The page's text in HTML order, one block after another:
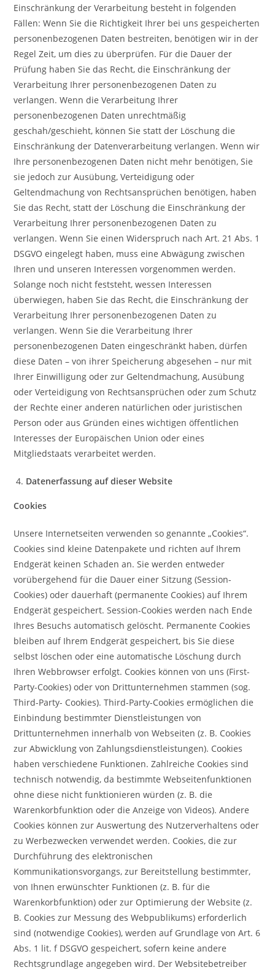
Einschränkung der Verarbeitung besteht in folgenden
Fällen: Wenn Sie die Richtigkeit Ihrer bei uns gespeicherten
personenbezogenen Daten bestreiten, benötigen wir in der
Regel Zeit, um dies zu überprüfen. Für die Dauer der
Prüfung haben Sie das Recht, die Einschränkung der
Verarbeitung Ihrer personenbezogenen Daten zu
verlangen. Wenn die Verarbeitung Ihrer
personenbezogenen Daten unrechtmäßig
geschah/geschieht, können Sie statt der Löschung die
Einschränkung der Datenverarbeitung verlangen. Wenn wir
Ihre personenbezogenen Daten nicht mehr benötigen, Sie
sie jedoch zur Ausübung, Verteidigung oder
Geltendmachung von Rechtsansprüchen benötigen, haben
Sie das Recht, statt der Löschung die Einschränkung der
Verarbeitung Ihrer personenbezogenen Daten zu
verlangen. Wenn Sie einen Widerspruch nach Art. 21 Abs. 1
DSGVO eingelegt haben, muss eine Abwägung zwischen
Ihren und unseren Interessen vorgenommen werden.
Solange noch nicht feststeht, wessen Interessen
überwiegen, haben Sie das Recht, die Einschränkung der
Verarbeitung Ihrer personenbezogenen Daten zu
verlangen. Wenn Sie die Verarbeitung Ihrer
personenbezogenen Daten eingeschränkt haben, dürfen
diese Daten – von ihrer Speicherung abgesehen – nur mit
Ihrer Einwilligung oder zur Geltendmachung, Ausübung
oder Verteidigung von Rechtsansprüchen oder zum Schutz
der Rechte einer anderen natürlichen oder juristischen
Person oder aus Gründen eines wichtigen öffentlichen
Interesses der Europäischen Union oder eines
Mitgliedstaats verarbeitet werden.
Datenerfassung auf dieser Website
Cookies
Unsere Internetseiten verwenden so genannte „Cookies“.
Cookies sind kleine Datenpakete und richten auf Ihrem
Endgerät keinen Schaden an. Sie werden entweder
vorübergehend für die Dauer einer Sitzung (Session-
Cookies) oder dauerhaft (permanente Cookies) auf Ihrem
Endgerät gespeichert. Session-Cookies werden nach Ende
Ihres Besuchs automatisch gelöscht. Permanente Cookies
bleiben auf Ihrem Endgerät gespeichert, bis Sie diese
selbst löschen oder eine automatische Löschung durch
Ihren Webbrowser erfolgt. Cookies können von uns (First-
Party-Cookies) oder von Drittunternehmen stammen (sog.
Third-Party- Cookies). Third-Party-Cookies ermöglichen die
Einbindung bestimmter Dienstleistungen von
Drittunternehmen innerhalb von Webseiten (z. B. Cookies
zur Abwicklung von Zahlungsdienstleistungen). Cookies
haben verschiedene Funktionen. Zahlreiche Cookies sind
technisch notwendig, da bestimmte Webseitenfunktionen
ohne diese nicht funktionieren würden (z. B. die
Warenkorbfunktion oder die Anzeige von Videos). Andere
Cookies können zur Auswertung des Nutzerverhaltens oder
zu Werbezwecken verwendet werden. Cookies, die zur
Durchführung des elektronischen
Kommunikationsvorgangs, zur Bereitstellung bestimmter,
von Ihnen erwünschter Funktionen (z. B. für die
Warenkorbfunktion) oder zur Optimierung der Website (z.
B. Cookies zur Messung des Webpublikums) erforderlich
sind (notwendige Cookies), werden auf Grundlage von Art. 6
Abs. 1 lit. f DSGVO gespeichert, sofern keine andere
Rechtsgrundlage angegeben wird. Der Websitebetreiber